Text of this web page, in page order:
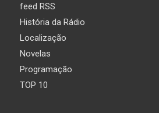
feed RSS
História da Rádio
Localização
Novelas
Programação
TOP 10